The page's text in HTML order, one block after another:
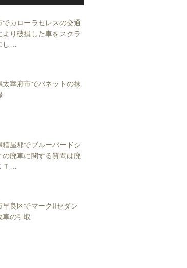
でカローラセレスの交通
より破損した車をスクラ
し…
太宰府市でバネットの抹
糟屋郡でブルーバードシ
の廃車に関する質問は廃
Ｔ…
早良区でマークIIセダン
車の引取